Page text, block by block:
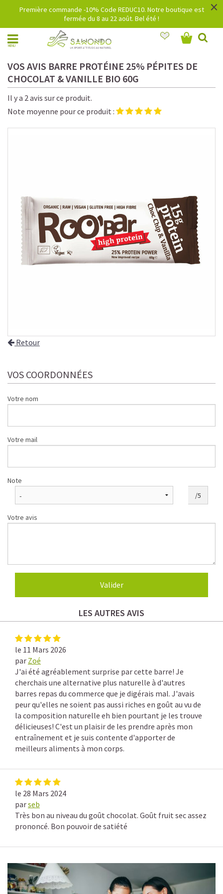
Première commande -10% Code REDUC10. Notre boutique est
fermée du 8 au 22 août. Bel été !
×
MENU
VOS AVIS BARRE PROTÉINE 25% PÉPITES DE
CHOCOLAT & VANILLE BIO 60G
Il y a 2 avis sur ce produit.
Note moyenne pour ce produit :
Retour
VOS COORDONNÉES
Votre nom
Votre mail
Note
/5
Votre avis
LES AUTRES AVIS
le 11 Mars 2026
par Zoé
J'ai été agréablement surprise par cette barre! Je
cherchais une alternative plus naturelle à d'autres
barres repas du commerce que je digérais mal. J'avais
peur qu'elles ne soient pas aussi riches en goût au vu de
la composition naturelle eh bien pourtant je les trouve
délicieuses! C'est un plaisir de les prendre après mon
entraînement et je suis contente d'apporter de
meilleurs aliments à mon corps.
le 28 Mars 2024
parseb
Très bon au niveau du goût chocolat. Goût fruit sec assez
prononcé. Bon pouvoir de satiété